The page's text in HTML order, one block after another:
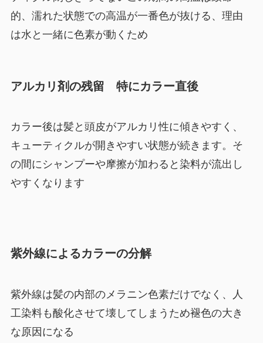
的、濡れた状態での高温が一番色が抜ける、理由
は水と一緒に色素が動くため
アルカリ剤の残留 特にカラー直後
カラー後は髪と頭皮がアルカリ性に傾きやすく、
キューティクルが開きやすい状態が続きます。そ
の間にシャンプーや摩擦が加わると染料が流出し
やすくなります
紫外線によるカラーの分解
紫外線は髪の内部のメラニン色素だけでなく、人
工染料も酸化させて壊してしまうため褪色の大き
な原因になる